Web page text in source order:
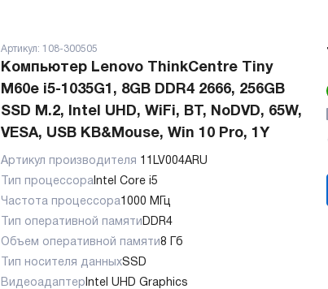
Артикул: 108-300505
Компьютер Lenovo ThinkCentre Tiny
M60e i5-1035G1, 8GB DDR4 2666, 256GB
SSD M.2, Intel UHD, WiFi, BT, NoDVD, 65W,
VESA, USB KB&Mouse, Win 10 Pro, 1Y
Артикул производителя 11LV004ARU
Тип процессора Intel Core i5
Частота процессора1000 МГц
Тип оперативной памяти DDR4
Объем оперативной памяти8 Гб
Тип носителя данныхSSD
Видеоадаптер Intel UHD Graphics